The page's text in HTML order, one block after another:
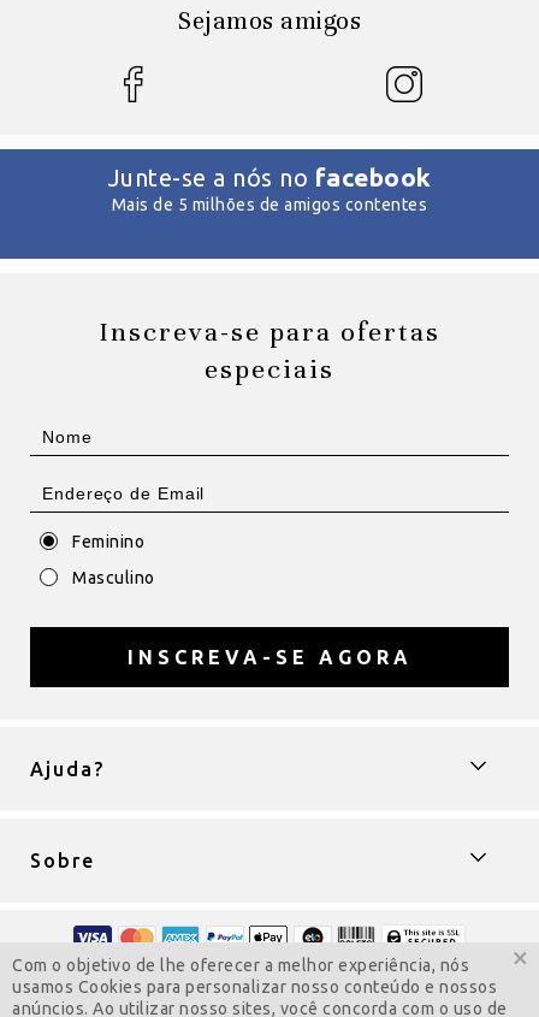
Sejamos amigos
Junte-se a nós no facebook
Mais de 5 milhões de amigos contentes
Inscreva-se para ofertas
especiais
Feminino
Masculino
INSCREVA-SE AGORA
Ajuda?
Sobre
Copyright © 2009-2022 ColarComNome
Todos os direitos reservados.
Com o objetivo de lhe oferecer a melhor experiência, nós
usamos Cookies para personalizar nosso conteúdo e nossos
anúncios. Ao utilizar nosso sites, você concorda com o uso de
×